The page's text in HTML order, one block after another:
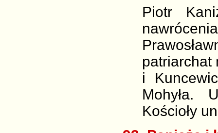
Piotr
patriarchat
i
Mohyła.
Kościoły